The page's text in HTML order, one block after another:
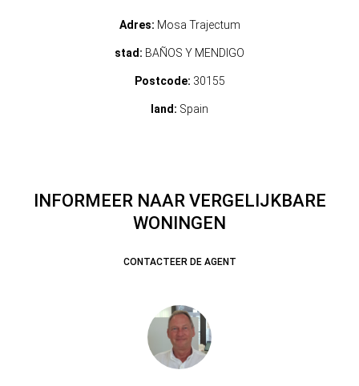
Adres: Mosa Trajectum
stad: BAÑOS Y MENDIGO
Postcode: 30155
land: Spain
INFORMEER NAAR VERGELIJKBARE
WONINGEN
CONTACTEER DE AGENT